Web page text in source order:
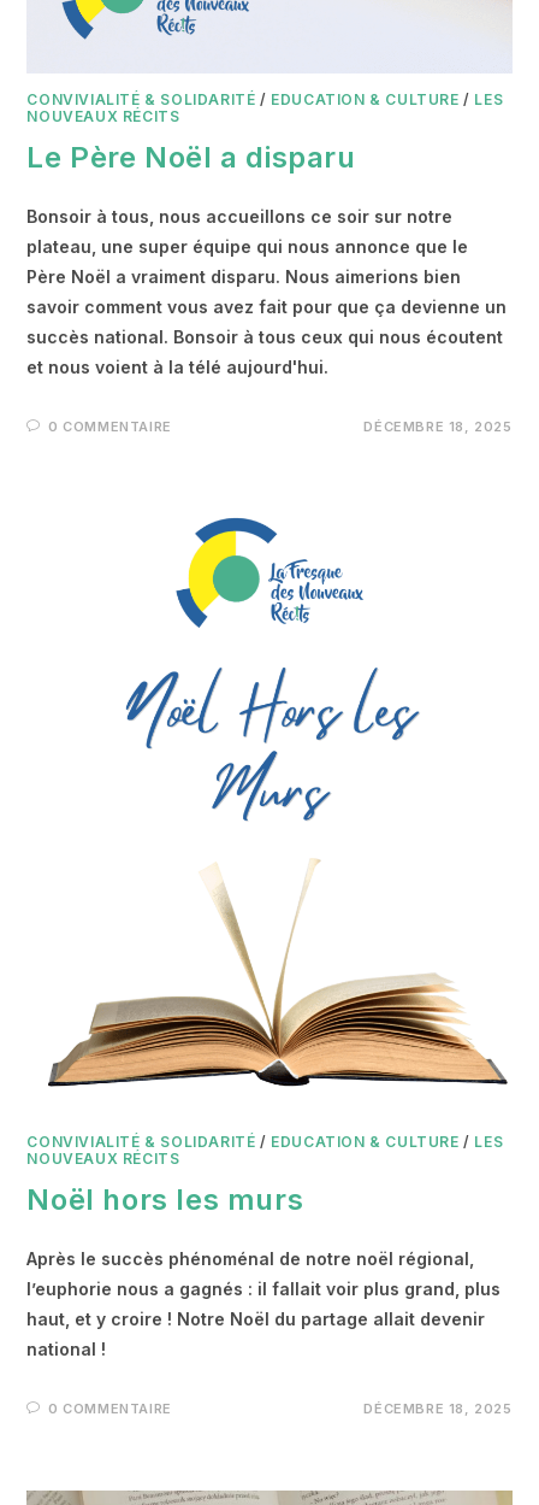
CONVIVIALITÉ & SOLIDARITÉ / EDUCATION & CULTURE / LES
NOUVEAUX RÉCITS
Le Père Noël a disparu
Bonsoir à tous, nous accueillons ce soir sur notre
plateau, une super équipe qui nous annonce que le
Père Noël a vraiment disparu. Nous aimerions bien
savoir comment vous avez fait pour que ça devienne un
succès national. Bonsoir à tous ceux qui nous écoutent
et nous voient à la télé aujourd'hui.
0 COMMENTAIRE DÉCEMBRE 18, 2025
CONVIVIALITÉ & SOLIDARITÉ / EDUCATION & CULTURE / LES
NOUVEAUX RÉCITS
Noël hors les murs
Après le succès phénoménal de notre noël régional,
l’euphorie nous a gagnés : il fallait voir plus grand, plus
haut, et y croire ! Notre Noël du partage allait devenir
national !
0 COMMENTAIRE DÉCEMBRE 18, 2025